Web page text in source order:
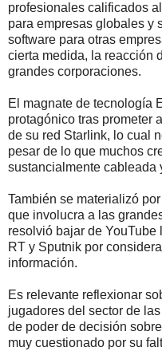
profesionales calificados
para empresas globales y
software para otras
cierta medida, la reacción
grandes corporaciones.
El magnate de tecnología
protagónico tras prometer
de su red Starlink, lo cual
pesar de lo que muchos
sustancialmente cableada
También se materializó
que involucra a las
resolvió bajar de
RT y Sputnik por
información.
Es relevante reflexionar
jugadores del sector de
de poder de decisión
muy cuestionado por su